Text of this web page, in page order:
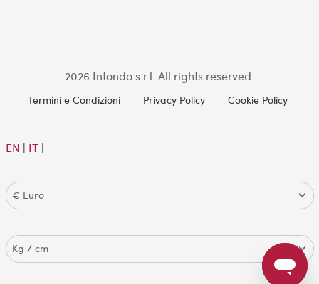
2026 Intondo s.r.l. All rights reserved.
Termini e Condizioni Privacy Policy Cookie Policy
EN | IT|